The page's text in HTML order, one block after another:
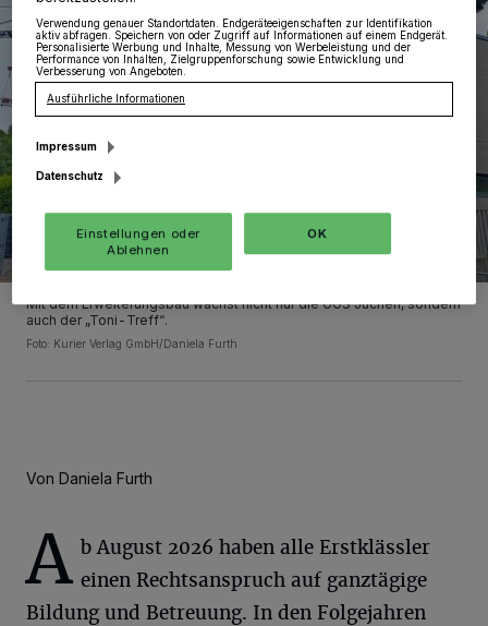
Mit dem Erweiterungsbau wächst nicht nur die GGS Jüchen, sondern
auch der „Toni-Treff“.
Foto: Kurier Verlag GmbH/Daniela Furth
Von Daniela Furth
A b August 2026 haben alle Erstklässler
einen Rechtsanspruch auf ganztägige
Bildung und Betreuung. In den Folgejahren
Verwendung genauer Standortdaten. Endgeräteeigenschaften zur Identifikation
aktiv abfragen. Speichern von oder Zugriff auf Informationen auf einem Endgerät.
Personalisierte Werbung und Inhalte, Messung von Werbeleistung und der
Performance von Inhalten, Zielgruppenforschung sowie Entwicklung und
Verbesserung von Angeboten.
Ausführliche Informationen
Impressum
Datenschutz
Einstellungen oder
Ablehnen
OK